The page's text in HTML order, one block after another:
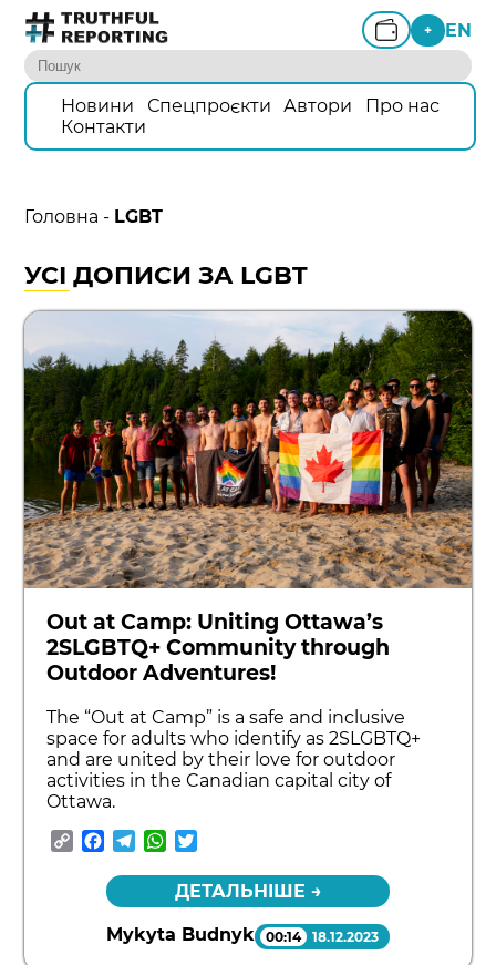
+ EN
Новини Спецпроєкти Автори
Про нас
Контакти
Головна - LGBT
УСІ ДОПИСИ ЗА LGBT
Out at Camp: Uniting Ottawa’s
2SLGBTQ+ Community through
Outdoor Adventures!
The “Out at Camp” is a safe and inclusive
space for adults who identify as 2SLGBTQ+
and are united by their love for outdoor
activities in the Canadian capital city of
Ottawa.
CopyFacebook
TelegramWhatsApp
ДЕТАЛЬНІШЕ →
Mykyta Budnyk 00:14 18.12.2023